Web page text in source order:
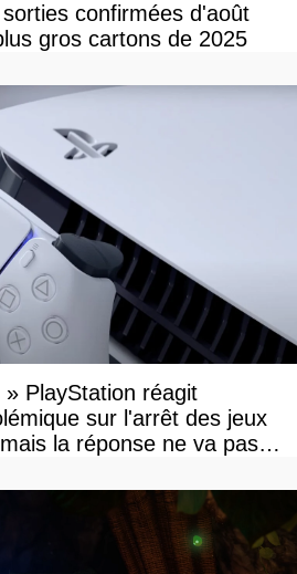
confirmées d'août
gros cartons de 2025
PlayStation réagit
sur l'arrêt des jeux
la réponse ne va pas